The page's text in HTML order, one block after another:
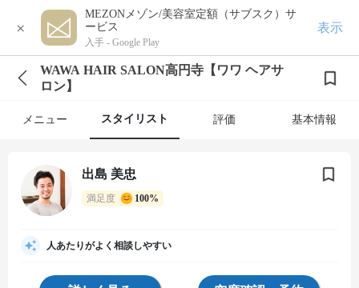
×
MEZONメゾン/美容室定額（サブスク）サ
ービス
入手 - Google Play
表示
WAWA HAIR SALON高円寺【ワワ ヘアサ
ロン】
メニュー スタイリスト 評価 基本情報
出島 美忠
満足度 100%
人あたりがよく相談しやすい